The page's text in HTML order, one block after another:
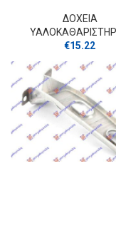
ΔΟΧΕΙΑ
€15.22